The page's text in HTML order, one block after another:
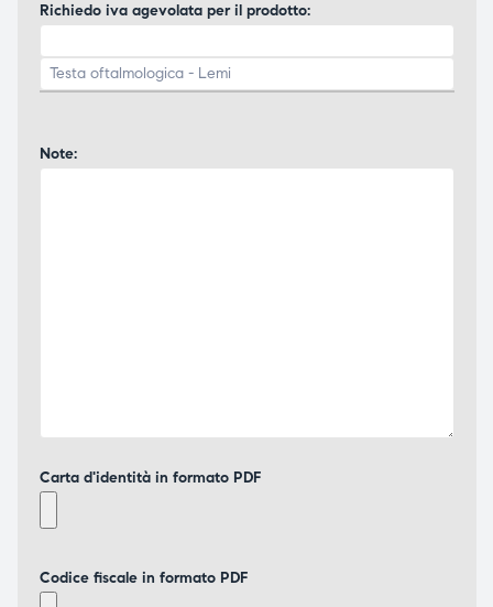
Richiedo iva agevolata per il prodotto:
Note:
Carta d'identità in formato PDF
Codice fiscale in formato PDF